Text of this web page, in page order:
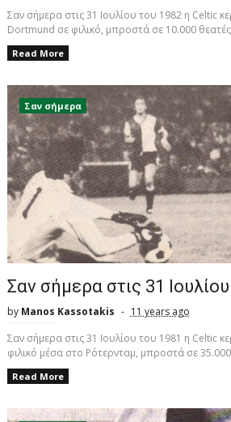
Σαν σήμερα στις 31 Ιουλίου του 1982 η Celtic
Dortmund σε φιλικό, μπροστά σε 10.000
Read More
Σαν σήμερα
Σαν σήμερα στις 31
by Manos Kassotakis
11 years ago
Σαν σήμερα στις 31 Ιουλίου του 1981 η Celtic
φιλικό μέσα στο Ρότερνταμ, μπροστά σε
Read More